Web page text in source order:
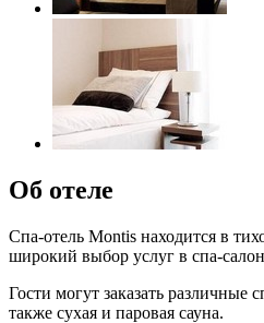
Об отеле
Спа-отель Montis находится в
широкий выбор услуг в спа-
Гости могут заказать
также сухая и паровая сауна.